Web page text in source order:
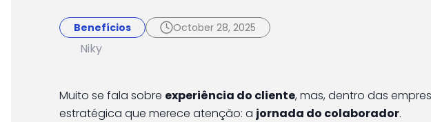
Jornada do colaborador:
uma experiência positiva em
Benefícios October 28, 2025
Niky
Muito se fala sobre experiência do cliente, mas, dentro das
estratégica que merece atenção: a jornada do colaborador.